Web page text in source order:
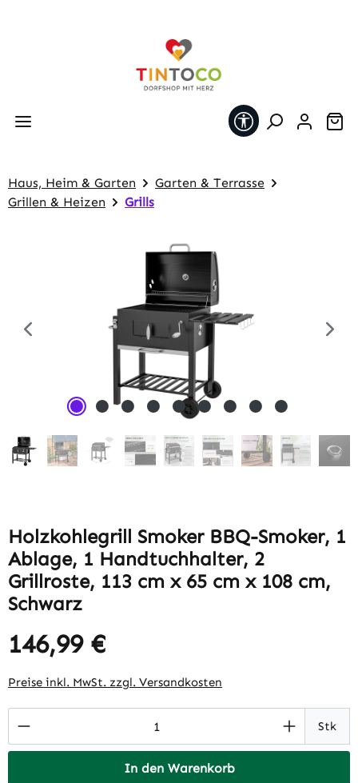
Werkzeugleiste
Haus, Heim & Garten
Garten & Terrasse
Grillen & Heizen
Grills
Holzkohlegrill Smoker BBQ-Smoker, 1
Ablage, 1 Handtuchhalter, 2
Grillroste, 113 cm x 65 cm x 108 cm,
Schwarz
Regulärer Preis:
146,99 €
Preise inkl. MwSt. zzgl. Versandkosten
Produkt Anzahl: Gib den gewünschtenStk
In den Warenkorb